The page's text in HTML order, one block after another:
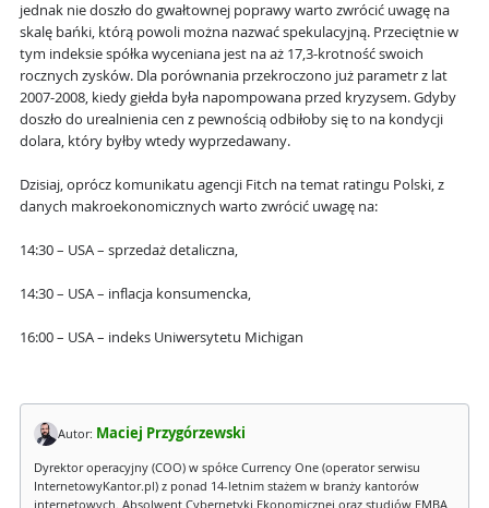
jednak nie doszło do gwałtownej poprawy warto zwrócić uwagę na
skalę bańki, którą powoli można nazwać spekulacyjną. Przeciętnie w
tym indeksie spółka wyceniana jest na aż 17,3-krotność swoich
rocznych zysków. Dla porównania przekroczono już parametr z lat
2007-2008, kiedy giełda była napompowana przed kryzysem. Gdyby
doszło do urealnienia cen z pewnością odbiłoby się to na kondycji
dolara, który byłby wtedy wyprzedawany.
Dzisiaj, oprócz komunikatu agencji Fitch na temat ratingu Polski, z
danych makroekonomicznych warto zwrócić uwagę na:
14:30 – USA – sprzedaż detaliczna,
14:30 – USA – inflacja konsumencka,
16:00 – USA – indeks Uniwersytetu Michigan
Autor: Maciej Przygórzewski
Dyrektor operacyjny (COO) w spółce Currency One (operator serwisu
InternetowyKantor.pl) z ponad 14-letnim stażem w branży kantorów
internetowych. Absolwent Cybernetyki Ekonomicznej oraz studiów EMBA